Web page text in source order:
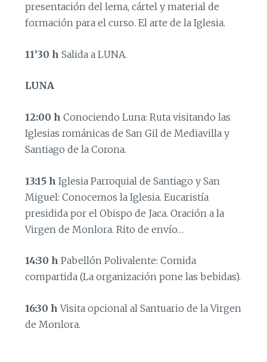
presentación del lema, cártel y material de
formación para el curso. El arte de la Iglesia.
11’30 hSalida a LUNA.
LUNA
12:00 hConociendo Luna: Ruta visitando las
Iglesias románicas de San Gil de Mediavilla y
Santiago de la Corona.
13:15 hIglesia Parroquial de Santiago y San
Miguel: Conocemos la Iglesia. Eucaristía
presidida por el Obispo de Jaca. Oración a la
Virgen de Monlora. Rito de envío…
14:30 hPabellón Polivalente: Comida
compartida (La organiza­ción pone las bebidas).
16:30 hVisita opcional al Santuario de la Virgen
de Monlora.